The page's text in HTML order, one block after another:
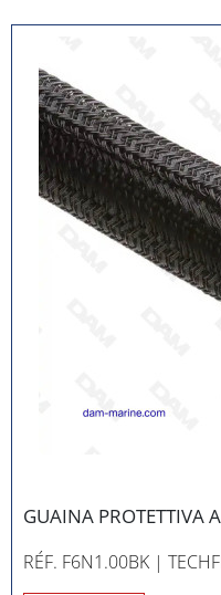
GUAINA PROTETTIVA
RÉF. F6N1.00BK |